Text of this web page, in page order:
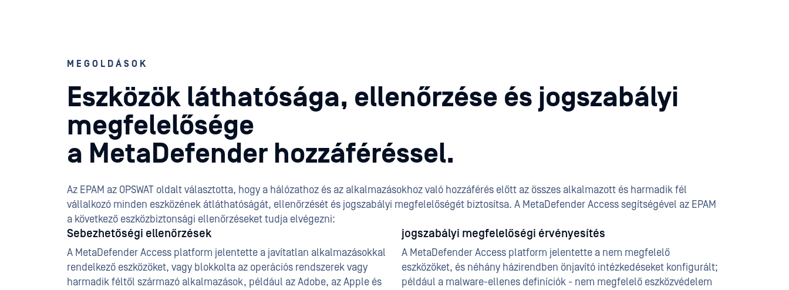
MEGOLDÁSOK
Eszközök láthatósága, ellenőrzése és jogszabályi
megfelelősége
a MetaDefender hozzáféréssel.
Az EPAM az OPSWAT oldalt választotta, hogy a hálózathoz és az alkalmazásokhoz való hozzáférés előtt az összes alkalmazott és harmadik fél
vállalkozó minden eszközének átláthatóságát, ellenőrzését és jogszabályi megfelelőségét biztosítsa. A MetaDefender Access segítségével az EPAM
a következő eszközbiztonsági ellenőrzéseket tudja elvégezni:
Sebezhetőségi ellenőrzések
A MetaDefender Access platform jelentette a javítatlan alkalmazásokkal
rendelkező eszközöket, vagy blokkolta az operációs rendszerek vagy
harmadik féltől származó alkalmazások, például az Adobe, az Apple és
jogszabályi megfelelőségi érvényesítés
A MetaDefender Access platform jelentette a nem megfelelő
eszközöket, és néhány házirendben önjavító intézkedéseket konfigurált;
például a malware-ellenes definíciók - nem megfelelő eszközvédelem